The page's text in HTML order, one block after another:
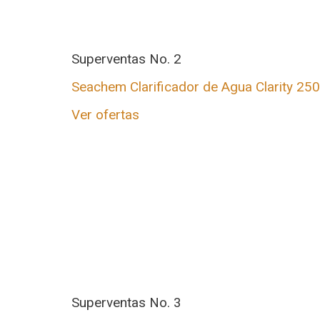
Superventas No. 2
Seachem Clarificador de Agua Clarity
Ver ofertas
Superventas No. 3